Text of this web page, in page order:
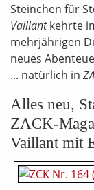
Steinchen für
Vaillantkehrte
mehrjährigen
neues
... natürlich in
Alles neu,
ZACK-
Vaillant mit